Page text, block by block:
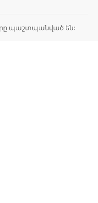
պաշտպանված են: